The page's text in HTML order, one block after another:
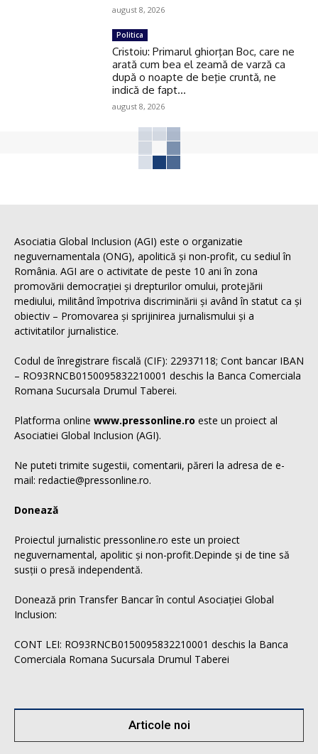
august 8, 2026
Politica
Cristoiu: Primarul ghiorţan Boc, care ne
arată cum bea el zeamă de varză ca
după o noapte de beţie cruntă, ne
indică de fapt...
august 8, 2026
Asociatia Global Inclusion (AGI) este o organizatie
neguvernamentala (ONG), apolitică și non-profit, cu sediul în
România. AGI are o activitate de peste 10 ani în zona
promovării democrației și drepturilor omului, protejării
mediului, militând împotriva discriminării și având în statut ca și
obiectiv – Promovarea și sprijinirea jurnalismului și a
activitatilor jurnalistice.
Codul de înregistrare fiscală (CIF): 22937118; Cont bancar IBAN
– RO93RNCB0150095832210001 deschis la Banca Comerciala
Romana Sucursala Drumul Taberei.
Platforma online www.pressonline.ro este un proiect al
Asociatiei Global Inclusion (AGI).
Ne puteti trimite sugestii, comentarii, păreri la adresa de e-
mail: redactie@pressonline.ro.
Donează
Proiectul jurnalistic pressonline.ro este un proiect
neguvernamental, apolitic și non-profit.Depinde și de tine să
susții o presă independentă.
Donează prin Transfer Bancar în contul Asociației Global
Inclusion:
CONT LEI: RO93RNCB0150095832210001 deschis la Banca
Comerciala Romana Sucursala Drumul Taberei
Articole noi